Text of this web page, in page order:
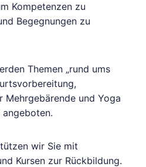
Kompetenzen zu
Begegnungen zu
Themen „rund ums
und Yoga
wir Sie mit
Kursen zur Rückbildung.